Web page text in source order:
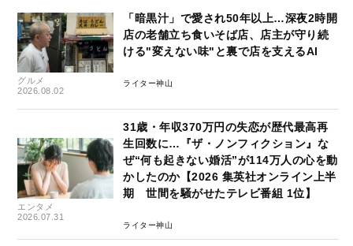
グルメ
2026.08.02
「暗黒汁」で愛され50年以上…深夜2時開
店の老舗立ち食いそば店、店主が守り続
ける"変えない味"と裏で店を支えるAI
ライター神山
エンタメ
2026.07.31
31歳・年収370万円の失恋が歴代最高再
生回数に…『ザ・ノンフィクション』な
ぜ“何も起きない婚活”が114万人の心を動
かしたのか【2026 集英社オンライン上半
期 世間を騒がせたテレビ番組 1位】
ライター神山